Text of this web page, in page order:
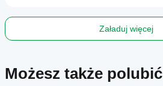
and
in
indicator.
Załaduj więcej
Możesz także polubić